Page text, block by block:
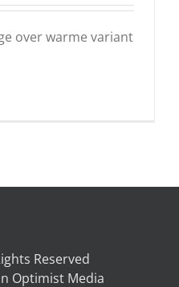
over warme variant
Reserved
Optimist Media